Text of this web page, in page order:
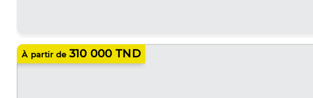
À partir de 310 000 TND